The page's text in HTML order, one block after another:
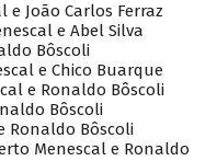
e João Carlos Ferraz
e Abel Silva
Bôscoli
e Chico Buarque
e Ronaldo Bôscoli
Bôscoli
Ronaldo Bôscoli
Menescal e Ronaldo